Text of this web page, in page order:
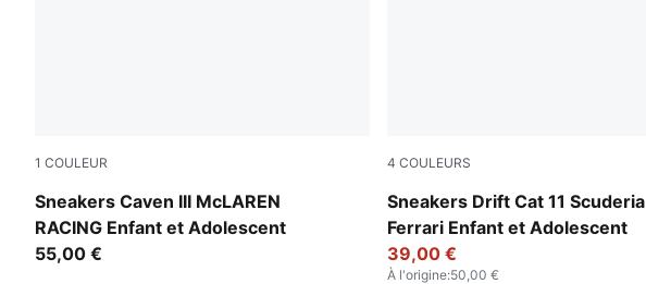
1 COULEUR
Sneakers Caven III McLAREN
RACING Enfant et Adolescent
Puma Black
55,00 €
4 COULEURS
Sneakers Drift Cat 11 Scuderia
Ferrari Enfant et Adolescent
Rosso Corsa-PUMA Black
39,00 €
À l'origine:50,00 €